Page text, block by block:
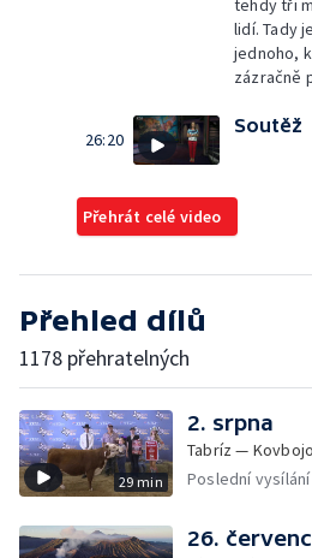
tehdy tři
lidí. Tady
jednoho,
zázračně
26:20
Soutěž
Přehrát celé video
Přehled dílů
1178 přehratelných
29 min
2. srpna
Tabríz —
Poslední vysílání
26.